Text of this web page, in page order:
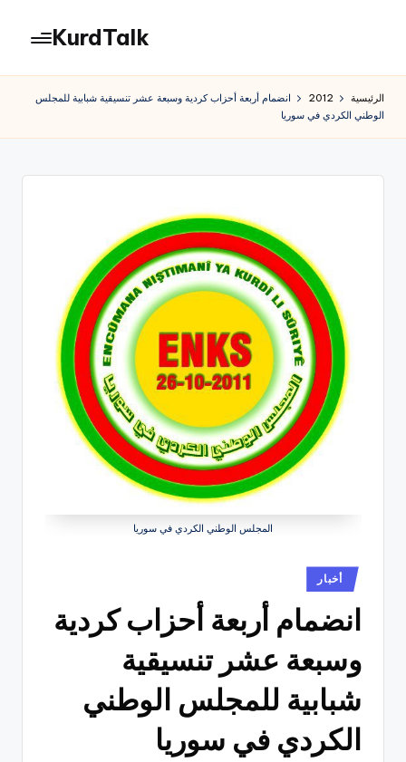
المحتوى
KurdTalk
اخبار
الرئيسية 2012
انضمام أربعة أحزاب كردية وسبعة عشر تنسيقية شبابية للمجلس
الوطني الكردي في سوريا
المجلس الوطني الكردي في سوريا
نُشر
في
أخبار
انضمام أربعة أحزاب كردية
وسبعة عشر تنسيقية
شبابية للمجلس الوطني
الكردي في سوريا